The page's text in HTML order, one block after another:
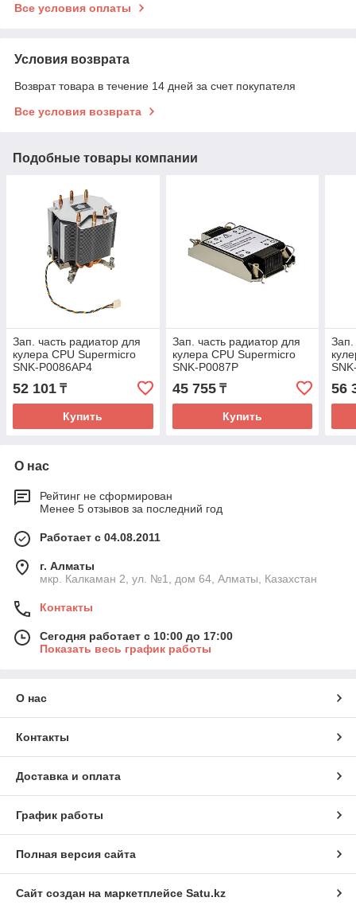
Все условия оплаты
Условия возврата
Возврат товара в течение 14 дней за счет покупателя
Все условия возврата
Подобные товары компании
Зап. часть радиатор для
кулера CPU Supermicro
SNK-P0086AP4
52 101 ₸
Купить
Зап. часть радиатор для
кулера CPU Supermicro
SNK-P0087P
45 755₸
Купить
Зап.
56
О нас
Рейтинг не сформирован
Менее 5 отзывов за последний год
Работает с 04.08.2011
г. Алматы
мкр. Калкаман 2, ул. №1, дом 64, Алматы, Казахстан
Контакты
Сегодня работает с 10:00 до 17:00
Показать весь график работы
О нас
Контакты
Доставка и оплата
График работы
Полная версия сайта
Сайт создан на маркетплейсе Satu.kz